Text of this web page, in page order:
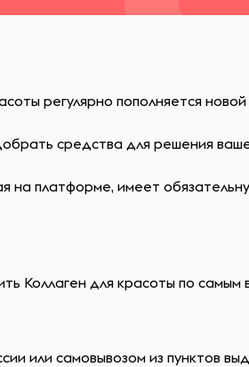
регулярно пополняется
средства для решения
платформе, имеет
Коллаген для красоты по
или самовывозом из пунктов